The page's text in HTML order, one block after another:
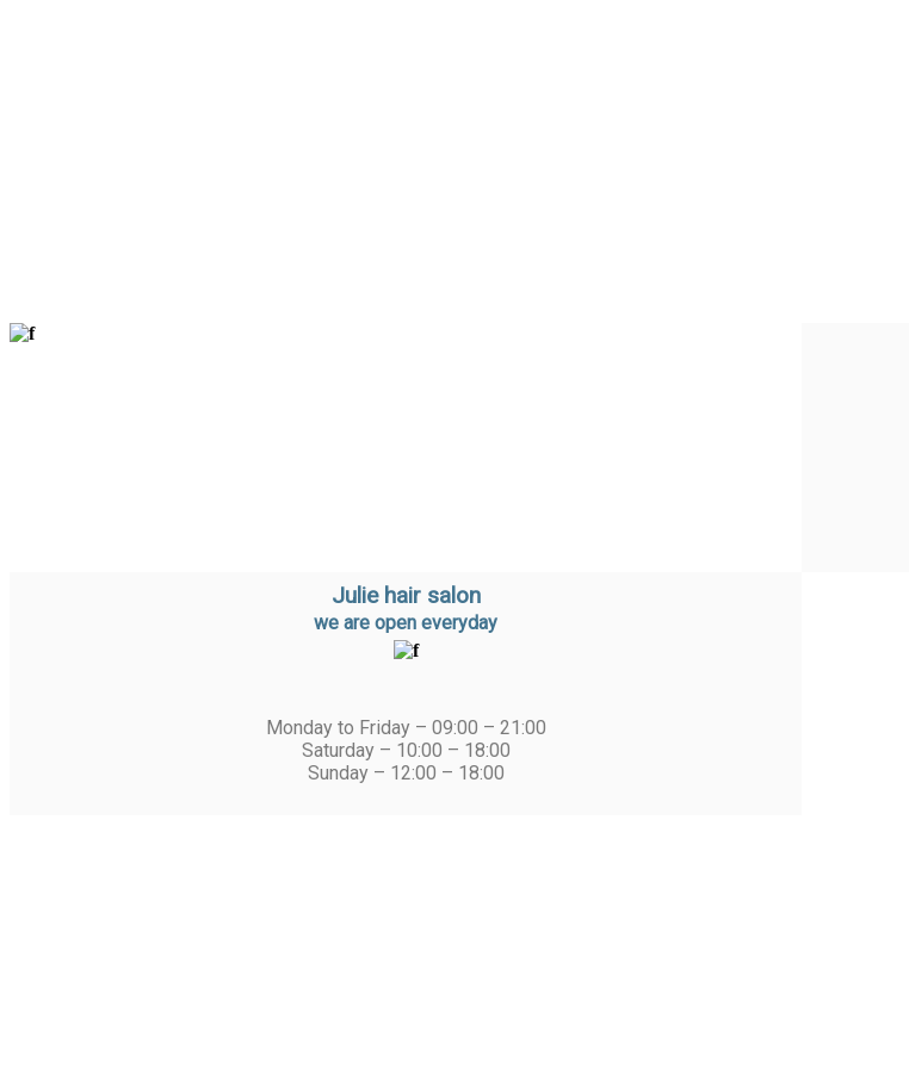
Julie hair salon
we are open everyday
Monday to Friday – 09:00 – 21:00
Saturday – 10:00 – 18:00
Sunday – 12:00 – 18:00